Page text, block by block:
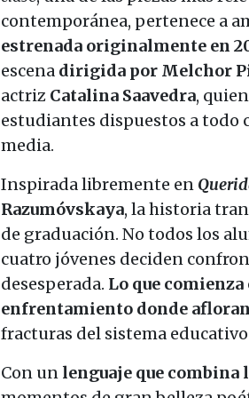
contemporánea, pertenece a
estrenada originalmente en
escena dirigida por Melchor
actriz Catalina Saavedra,
estudiantes dispuestos a todo
media.
Inspirada libremente en
Razumóvskaya, la historia
de graduación. No todos los
cuatro jóvenes deciden
desesperada. Lo que
enfrentamiento donde
fracturas del sistema
Con un lenguaje que combina